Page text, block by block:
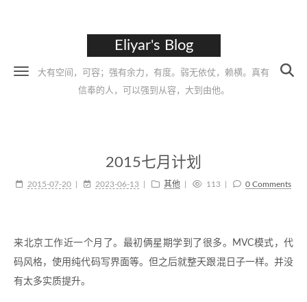
Eliyar's Blog
大有空间，可容；强有余力，有度。弱无依仗，赖横。真有
信奉的人，可以强到从容，大到由他。
2015七月计划
2015-07-20 2023-06-13 其他 113 0 Comments
来北京工作近一个月了。最初俩星期学到了很多。MVC模式，代
码风格，使用纯代码写界面等。但之后就整天跟混日子一样。并没
有太多实质提升。